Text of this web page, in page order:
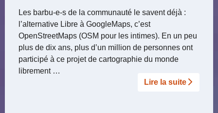
Les barbu-e-s de la communauté le savent déjà :
l’alternative Libre à GoogleMaps, c’est
OpenStreetMaps (OSM pour les intimes). En un peu
plus de dix ans, plus d’un million de personnes ont
participé à ce projet de cartographie du monde
librement …
Lire la suite­­